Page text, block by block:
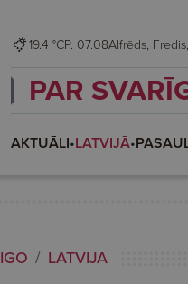
19.4 °CP. 07.08
PAR
AKTUĀLI•LATVIJĀ•
LATVIJĀ